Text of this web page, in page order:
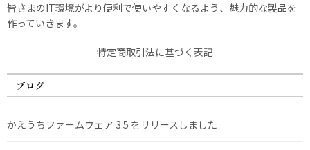
皆さまのIT環境がより便利で使いやすくなるよう、魅力的な製品を
作っていきます。
特定商取引法に基づく表記
ブログ
かえうちファームウェア 3.5 をリリースしました